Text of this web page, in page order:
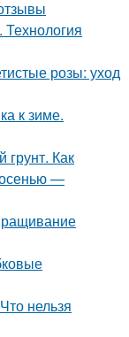
розы: уход
к зиме.
Как
—
нельзя